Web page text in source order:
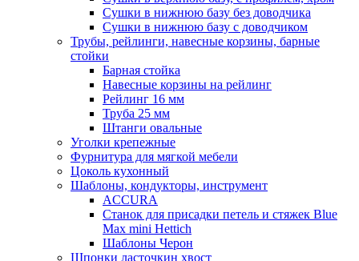
Сушки в нижнюю базу без доводчика
Сушки в нижнюю базу с доводчиком
Трубы, рейлинги, навесные корзины, барные
стойки
Барная стойка
Навесные корзины на рейлинг
Рейлинг 16 мм
Труба 25 мм
Штанги овальные
Уголки крепежные
Фурнитура для мягкой мебели
Цоколь кухонный
Шаблоны, кондукторы, инструмент
ACCURA
Станок для присадки петель и стяжек Blue
Max mini Hettich
Шаблоны Черон
Шпонки ласточкин хвост